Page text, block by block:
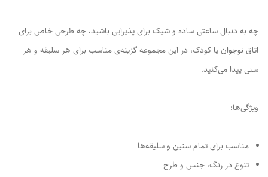
چه به دنبال ساعتی ساده و شیک برای پذیرایی باشید، چه طرحی خاص برای
اتاق نوجوان یا کودک، در این مجموعه گزینه‌ی مناسب برای هر سلیقه و هر
سنی پیدا می‌کنید.
ویژگی‌ها:
مناسب برای تمام سنین و سلیقه‌ها
تنوع در رنگ، جنس و طرح